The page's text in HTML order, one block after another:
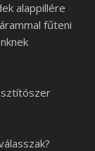
alappillére
fűteni